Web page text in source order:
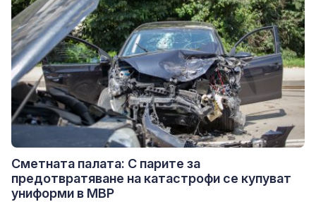
Сметната палата: С парите за
предотвратяване на катастрофи се купуват
униформи в МВР